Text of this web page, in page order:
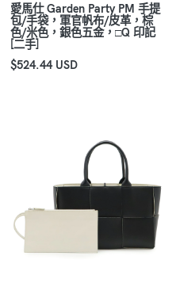
愛馬仕 Garden Party PM 手提
包/手袋，軍官帆布/皮革，棕
色/米色，銀色五金，□Q 印記
[二手]
$524.44 USD